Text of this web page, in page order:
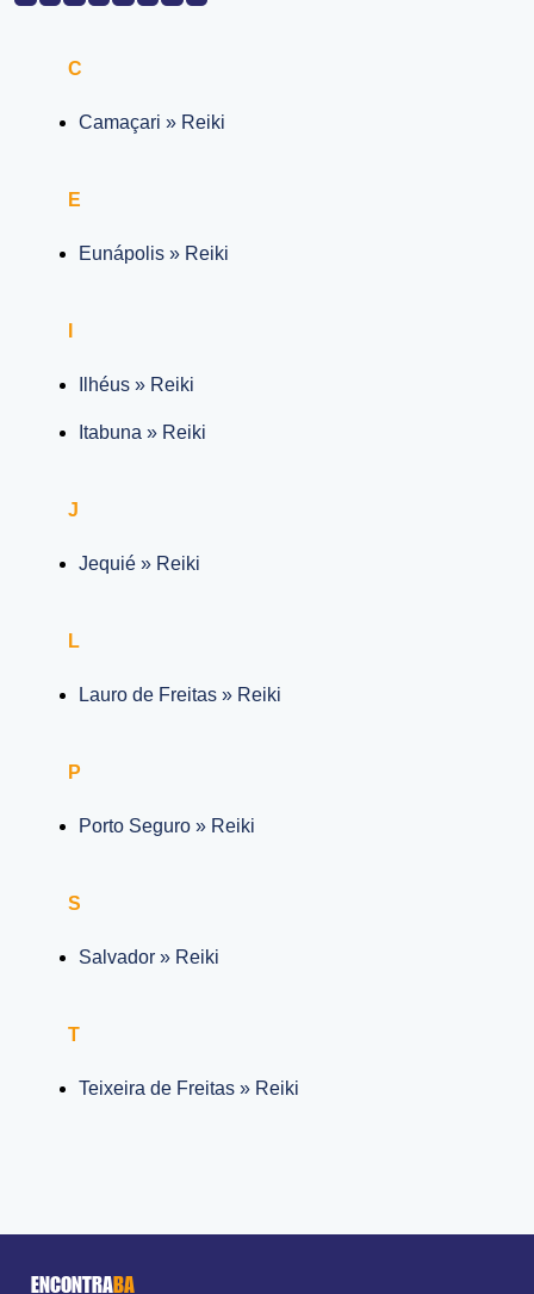
C
Camaçari » Reiki
E
Eunápolis » Reiki
Ilhéus » Reiki
Itabuna » Reiki
J
Jequié » Reiki
L
Lauro de Freitas » Reiki
P
Porto Seguro » Reiki
S
Salvador » Reiki
T
Teixeira de Freitas » Reiki
ENCONTRABA